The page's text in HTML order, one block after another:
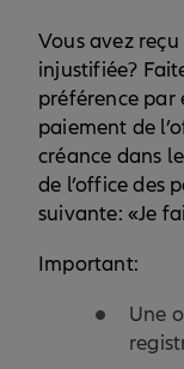
Vous avez
injustifiée?
préférence par
paiement de
créance dans
de l’office des
suivante: «Je
Important:
Une